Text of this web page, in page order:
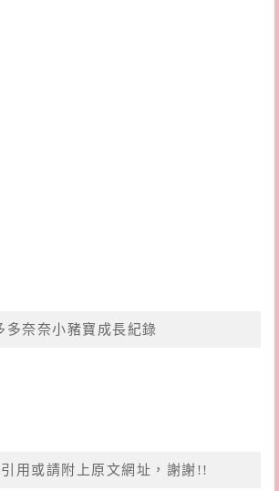
多奈奈小豬寶成長紀錄
用或請附上原文網址，謝謝!!